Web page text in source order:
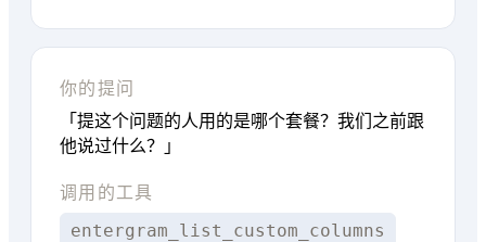
你的提问
「提这个问题的人用的是哪个套餐？我们之前跟
他说过什么？」
调用的工具
entergram_list_custom_columns